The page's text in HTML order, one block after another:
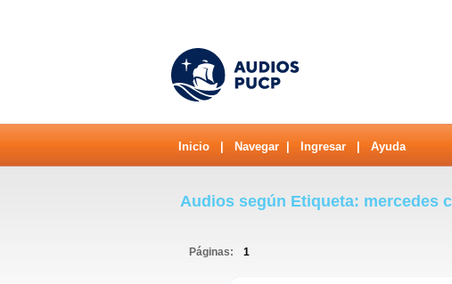
Inicio Navegar Ingresar Ayuda
Audios según Etiqueta: mercedes
Páginas: 1